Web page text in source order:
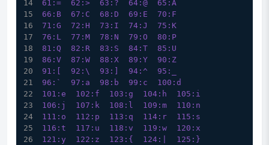
61:=  62:>  63:?  64:@  65:A
66:B  67:C  68:D  69:E  70:F
71:G  72:H  73:I  74:J  75:K
76:L  77:M  78:N  79:O  80:P
81:Q  82:R  83:S  84:T  85:U
86:V  87:W  88:X  89:Y  90:Z
91:[  92:\  93:]  94:^  95:_
96:`  97:a  98:b  99:c  100:d
101:e  102:f  103:g  104:h  105:i
106:j  107:k  108:l  109:m  110:n
111:o  112:p  113:q  114:r  115:s
116:t  117:u  118:v  119:w  120:x
121:y  122:z  123:{  124:|  125:}